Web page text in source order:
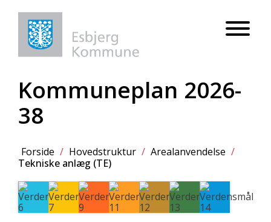
Kommuneplan 2026-
38
Forside / Hovedstruktur / Arealanvendelse /
Tekniske anlæg (TE)